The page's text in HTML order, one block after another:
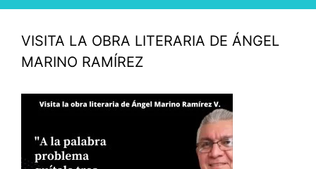
VISITA LA OBRA LITERARIA DE ÁNGEL
MARINO RAMÍREZ